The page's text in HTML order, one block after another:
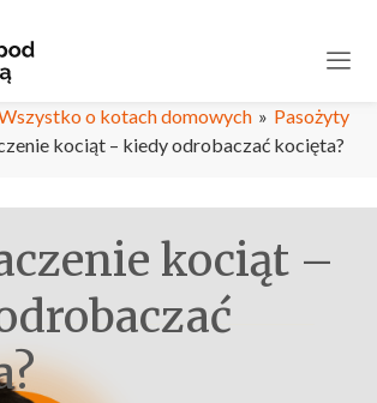
o kotach domowych » Pasożyty
kociąt – kiedy odrobaczać kocięta?
kociąt –